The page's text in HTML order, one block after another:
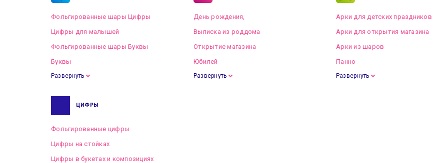
Фольгированные шары Цифры
Цифры для малышей
Фольгированные шары Буквы
Буквы
Развернуть
День рождения,
Выписка из роддома
Открытие магазина
Юбилей
Развернуть
Арки для детских праздников
Арки для открытия магазина
Арки из шаров
Панно
Развернуть
ЦИФРЫ
Фольгированные цифры
Цифры на стойках
Цифры в букетах и композициях